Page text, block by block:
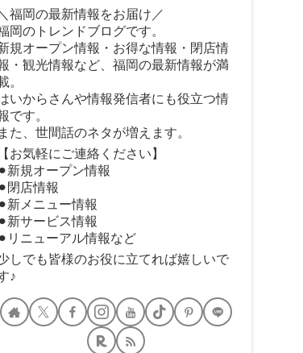
福岡の最新情報をお届け／
岡のトレンドブログです。
規オープン情報・お得な情報・閉店情
・観光情報など、福岡の最新情報が満
。
いからさんや情報発信者にも役立つ情
です。
また、世間話のネタが増えます。
【お気軽にご連絡ください】
⚫︎新規オープン情報
⚫︎閉店情報
⚫︎新メニュー情報
⚫︎新サービス情報
⚫︎リニューアル情報など
しでも皆様のお役に立てれば嬉しいで
♪